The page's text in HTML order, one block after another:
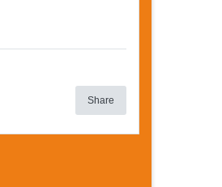
Share